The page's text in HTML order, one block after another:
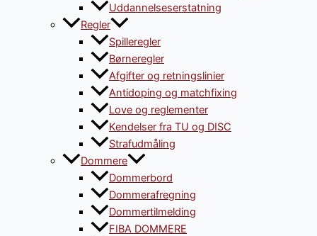
Uddannelseserstatning
Regler
Spilleregler
Børneregler
Afgifter og retningslinier
Antidoping og matchfixing
Love og reglementer
Kendelser fra TU og DISC
Strafudmåling
Dommere
Dommerbord
Dommerafregning
Dommertilmelding
FIBA DOMMERE